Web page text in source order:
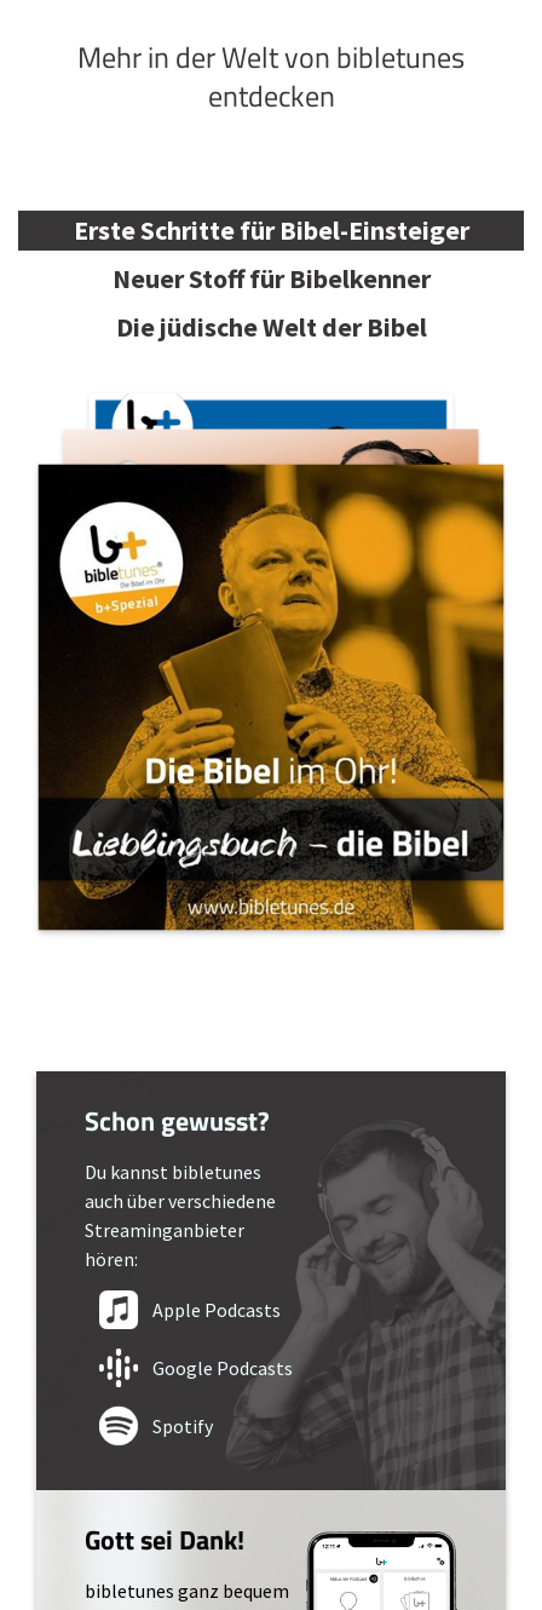
Mehr in der Welt von bibletunes
entdecken
Erste Schritte für Bibel-Einsteiger
Neuer Stoff für Bibelkenner
Die jüdische Welt der Bibel
Schon gewusst?
Du kannst bibletunes
auch über verschiedene
Streaminganbieter
hören:
Apple Podcasts
Google Podcasts
Spotify
Gott sei Dank!
bibletunes ganz bequem